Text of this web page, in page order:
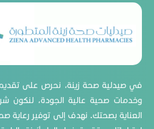
فازلين
هيمالايا
هوبي
نونو
بايو أويل
بليفيت بلس
في صيدلية صحة زينة، نحرص على
وخدمات صحية عالية الجودة، لنكون
العناية بصحتك. نهدف إلى توفير رعاية